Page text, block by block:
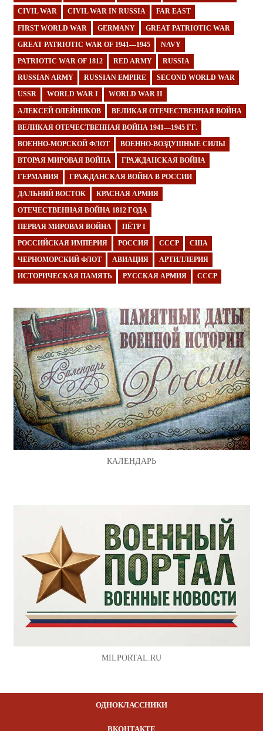
CIVIL WAR CIVIL WAR IN RUSSIA FAR EAST
FIRST WORLD WAR GERMANY GREAT PATRIOTIC WAR
GREAT PATRIOTIC WAR OF 1941—1945 NAVY
PATRIOTIC WAR OF 1812 RED ARMY RUSSIA
RUSSIAN ARMY RUSSIAN EMPIRE SECOND WORLD WAR
USSR WORLD WAR I WORLD WAR II
АЛЕКСЕЙ ОЛЕЙНИКОВ ВЕЛИКАЯ ОТЕЧЕСТВЕННАЯ ВОЙНА
ВЕЛИКАЯ ОТЕЧЕСТВЕННАЯ ВОЙНА 1941—1945 ГГ.
ВОЕННО-МОРСКОЙ ФЛОТ ВОЕННО-ВОЗДУШНЫЕ СИЛЫ
ВТОРАЯ МИРОВАЯ ВОЙНА ГРАЖДАНСКАЯ ВОЙНА
ГЕРМАНИЯ ГРАЖДАНСКАЯ ВОЙНА В РОССИИ
ДАЛЬНИЙ ВОСТОК КРАСНАЯ АРМИЯ
ОТЕЧЕСТВЕННАЯ ВОЙНА 1812 ГОДА
ПЕРВАЯ МИРОВАЯ ВОЙНА ПЁТР I
РОССИЙСКАЯ ИМПЕРИЯ РОССИЯ СССР США
ЧЕРНОМОРСКИЙ ФЛОТ АВИАЦИЯ АРТИЛЛЕРИЯ
ИСТОРИЧЕСКАЯ ПАМЯТЬ РУССКАЯ АРМИЯ СССР
КАЛЕНДАРЬ
MILPORTAL.RU
ОДНОКЛАССНИКИ
ВКОНТАКТЕ